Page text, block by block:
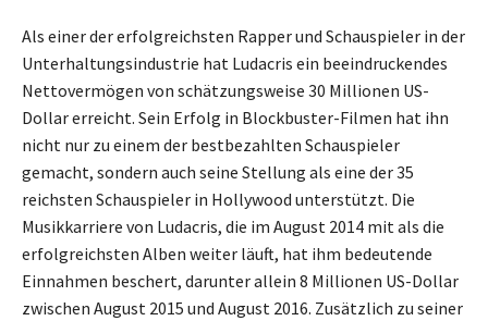
Als einer der erfolgreichsten Rapper und Schauspieler in der
Unterhaltungsindustrie hat Ludacris ein beeindruckendes
Nettovermögen von schätzungsweise 30 Millionen US-
Dollar erreicht. Sein Erfolg in Blockbuster-Filmen hat ihn
nicht nur zu einem der bestbezahlten Schauspieler
gemacht, sondern auch seine Stellung als eine der 35
reichsten Schauspieler in Hollywood unterstützt. Die
Musikkarriere von Ludacris, die im August 2014 mit als die
erfolgreichsten Alben weiter läuft, hat ihm bedeutende
Einnahmen beschert, darunter allein 8 Millionen US-Dollar
zwischen August 2015 und August 2016. Zusätzlich zu seiner